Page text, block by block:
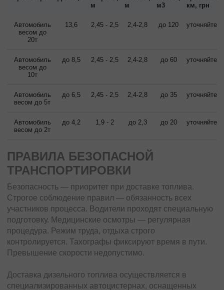
м
м
м3
км, грн
Автомобиль
весом до
20т
13,6 2,45 - 2,5 2,4-2,8 до 120 уточняйте
Автомобиль
весом до
10т
до 8,5 2,45 - 2,5 2,4-2,8 до 60 уточняйте
Автомобиль
весом до 5т
до 6,5 2,45 - 2,5 2,4-2,8 до 35 уточняйте
Автомобиль
весом до 2т
до 4,2 1,9 - 2 до 2,3 до 20 уточняйте
ПРАВИЛА БЕЗОПАСНОЙ
ТРАНСПОРТИРОВКИ
Безопасность — приоритет при доставке топлива.
Строгое соблюдение правил — обязанность всех
участников процесса. Водители проходят специальную
подготовку. Медицинские осмотры — регулярная
процедура. Режим труда, отдыха строго
контролируется. Тахографы фиксируют время в пути.
Превышение скорости недопустимо.
Доставка дизельного топлива осуществляется в
специализированных автоцистернах, оснащенных